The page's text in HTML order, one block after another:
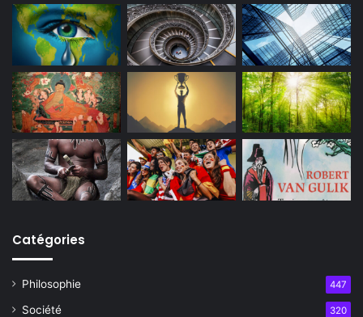
Catégories
Philosophie 447
Société 320